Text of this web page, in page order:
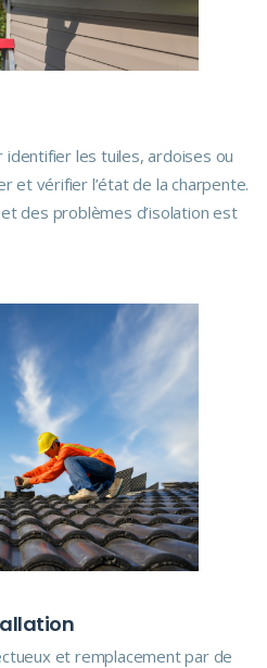
les tuiles, ardoises ou
et vérifier l’état de la charpente.
des problèmes d’isolation est
et remplacement par de